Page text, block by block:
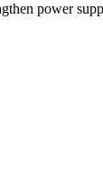
power